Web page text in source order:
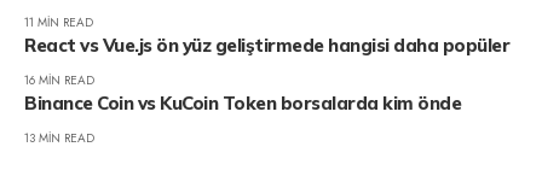
11 MIN READ
React vs Vue.js ön yüz geliştirmede hangisi daha popüler
16 MIN READ
Binance Coin vs KuCoin Token borsalarda kim önde
13 MIN READ